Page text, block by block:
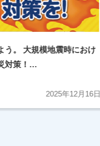
う。 大規模地震時におけ
対策！
2025年12月16日